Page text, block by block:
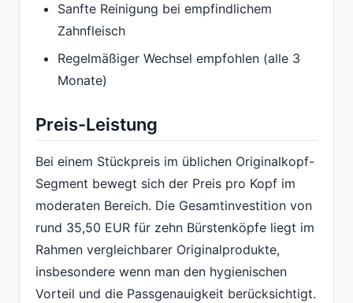
Sanfte Reinigung bei empfindlichem
Zahnfleisch
Regelmäßiger Wechsel empfohlen (alle 3
Monate)
Preis-Leistung
Bei einem Stückpreis im üblichen Originalkopf-
Segment bewegt sich der Preis pro Kopf im
moderaten Bereich. Die Gesamtinvestition von
rund 35,50 EUR für zehn Bürstenköpfe liegt im
Rahmen vergleichbarer Originalprodukte,
insbesondere wenn man den hygienischen
Vorteil und die Passgenauigkeit berücksichtigt.